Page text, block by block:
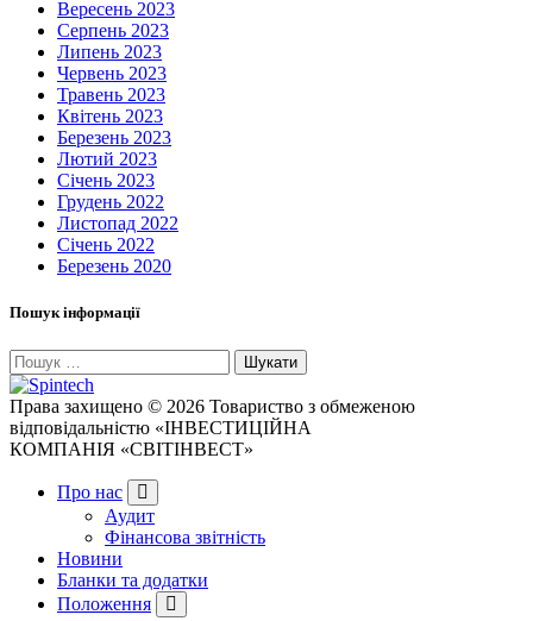
Вересень 2023
Серпень 2023
Липень 2023
Червень 2023
Травень 2023
Квітень 2023
Березень 2023
Лютий 2023
Січень 2023
Грудень 2022
Листопад 2022
Січень 2022
Березень 2020
Пошук інформації
Пошук:
Права захищено © 2026 Товариство з обмеженою
відповідальністю «ІНВЕСТИЦІЙНА
КОМПАНІЯ «СВІТІНВЕСТ»
Про нас
Аудит
Фінансова звітність
Новини
Бланки та додатки
Положення